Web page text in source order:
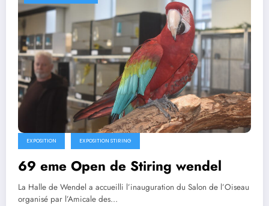
EXPOSITION EXPOSITION STIRING
69 eme Open de Stiring wendel
La Halle de Wendel a accueilli l’inauguration du Salon de l’Oiseau
organisé par l’Amicale des…